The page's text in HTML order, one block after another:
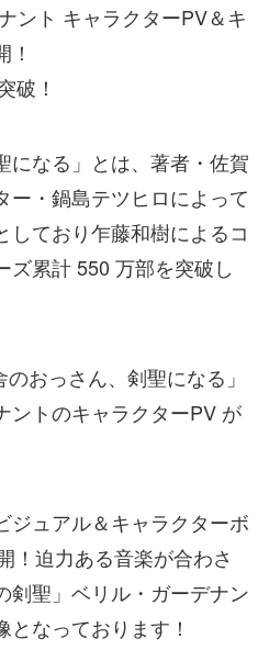
ント キャラクターPV＆キ
破！
になる」とは、著者・佐賀
ー・鍋島テツヒロによって
ており乍藤和樹によるコ
ズ累計 550 万部を突破し
おっさん、剣聖になる」
ントのキャラクターPV が
ジュアル＆キャラクターボ
！迫力ある音楽が合わさ
剣聖」ベリル・ガーデナン
となっております！